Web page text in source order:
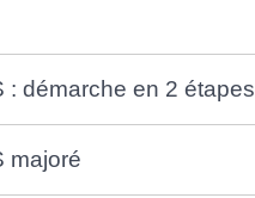
: démarche en 2 étapes
majoré